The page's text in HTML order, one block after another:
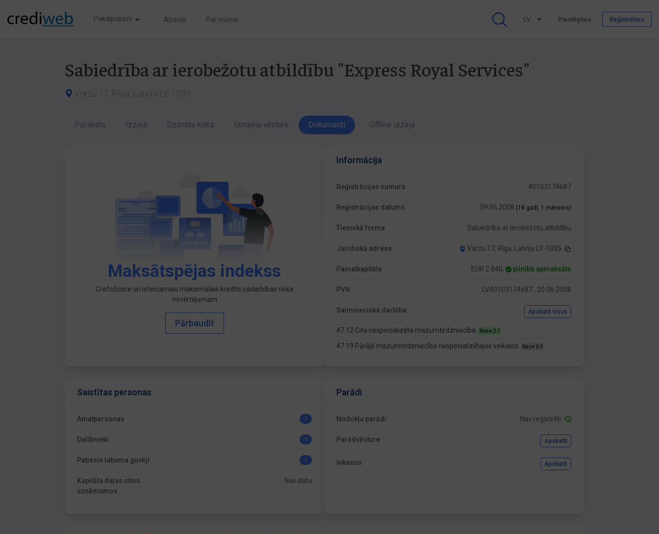
Pakalpojumi Abonēt Par mums LV Pieslēgties Reģistrēties
Sabiedrība ar ierobežotu atbildību "Express Royal Services"
Varžu 17, Rīga, Latvija LV-1035
Pārskats Izziņa Dzimtas koks Izmaiņu vēsture Dokumenti Offline izziņa
Maksātspējas indekss
CrefoScore un ieteicamais maksimālais kredīts sadarbības riska
novērtējumam
Pārbaudīt
Informācija
Reģistrācijas numurs 40103174687
Reģistrācijas datums 09.06.2008 (18 gadi, 1 mēnesis)
Tiesiskā forma Sabiedrība ar ierobežotu atbildību
Juridiskā adrese Varžu 17, Rīga, Latvija LV-1035
Pamatkapitāls EUR 2 840, pilnībā apmaksāts
PVN LV40103174687 , 20.06.2008
Saimnieciskā darbība Apskatīt visus
47.12 Cita nespecializēta mazumtirdzniecība Nace 2.1
47.19 Pārējā mazumtirdzniecība nespecializētajos veikalos Nace 2.0
Saistītas personas
Amatpersonas 1
Dalībnieki 1
Patiesie labuma guvēji 1
Kapitāla daļas citos
uzņēmumos
Nav datu
Parādi
Nodokļu parādi Nav reģistrēti
Parādvēsture Apskatīt
Inkasso Apskatīt